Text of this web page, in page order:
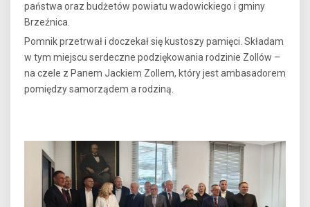
państwa oraz budżetów powiatu wadowickiego i gminy
Brzeźnica.
Pomnik przetrwał i doczekał się kustoszy pamięci. Składam
w tym miejscu serdeczne podziękowania rodzinie Zollów –
na czele z Panem Jackiem Zollem, który jest ambasadorem
pomiędzy samorządem a rodziną.